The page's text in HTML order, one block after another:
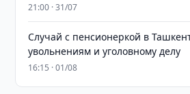
21:00 · 31/07
Случай с пенсионеркой в
увольнениям и уголовному делу
16:15 · 01/08